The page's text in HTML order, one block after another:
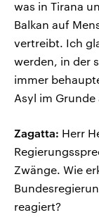
was in Tirana
Balkan auf
vertreibt. Ich
werden, in der
immer
Asyl im
Zagatta: Herr
Zwänge. Wie
reagiert?